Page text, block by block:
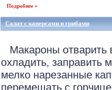
Подробнее »
Салат с каперсами и грибами
Макароны отварить
охладить, заправить
мелко нарезанные
перемешать с